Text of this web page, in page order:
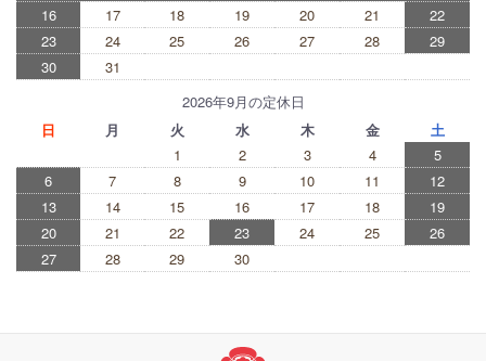
16
17 18 19 20 21
22
23
24 25 26 27 28
29
30
31
2026年9月の定休日
日
月 火 水 木 金
土
1
2 3 4
5
6
7 8 9 10 11
12
13
14 15 16 17 18
19
20
21 22 23 24 25
26
27
28 29 30